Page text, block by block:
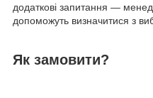
додаткові запитання —
допоможуть визначитися з
Як замовити?